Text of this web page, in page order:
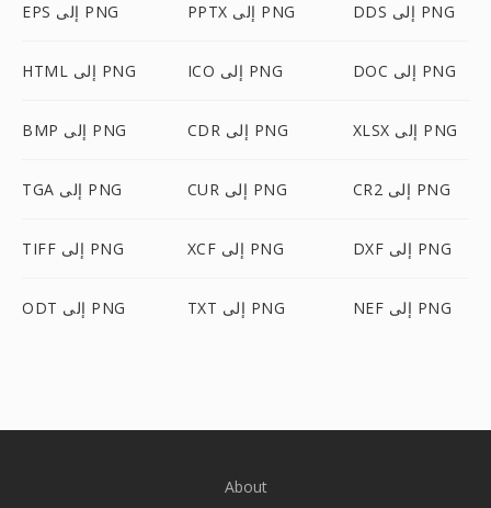
EPS إلى PNG PPTX إلى PNG DDS إلى PNG
HTML إلى PNG ICO إلى PNG DOC إلى PNG
BMP إلى PNG CDR إلى PNG XLSX إلى PNG
TGA إلى PNG CUR إلى PNG CR2 إلى PNG
TIFF إلى PNG XCF إلى PNG DXF إلى PNG
ODT إلى PNG TXT إلى PNG NEF إلى PNG
About